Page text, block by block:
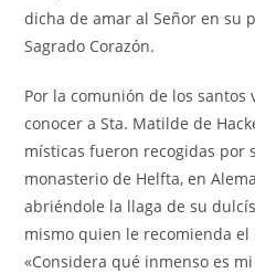
dicha de amar al Señor en su
Sagrado Corazón.
Por la comunión de los santos
conocer a Sta. Matilde de
místicas fueron recogidas por
monasterio de Helfta, en
abriéndole la llaga de su
mismo quien le recomienda el
«Considera qué inmenso es